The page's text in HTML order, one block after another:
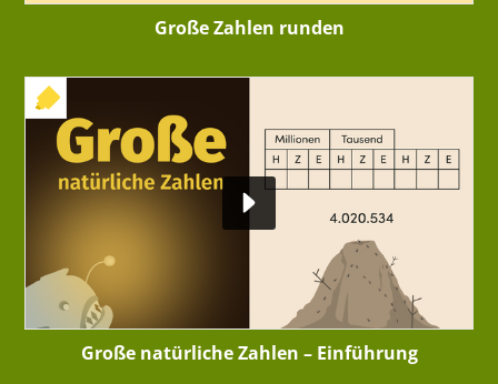
Große Zahlen runden
Große natürliche Zahlen – Einführung